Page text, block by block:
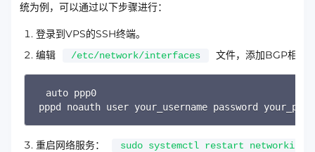
统为例，可以通过以下步骤进行：
登录到VPS的SSH终端。
编辑
/etc/network/interfaces 文件，添加BGP相关
auto ppp0
pppd noauth user your_username password
重启网络服务： sudo systemctl restart networking